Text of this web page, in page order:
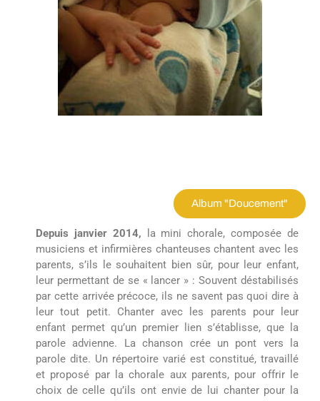
Album "Doucement"
Depuis janvier 2014, la mini chorale, composée de
musiciens et infirmières chanteuses chantent avec les
parents, s’ils le souhaitent bien sûr, pour leur enfant,
leur permettant de se « lancer » : Souvent déstabilisés
par cette arrivée précoce, ils ne savent pas quoi dire à
leur tout petit. Chanter avec les parents pour leur
enfant permet qu’un premier lien s’établisse, que la
parole advienne. La chanson crée un pont vers la
parole dite. Un répertoire varié est constitué, travaillé
et proposé par la chorale aux parents, pour offrir le
choix de celle qu’ils ont envie de lui chanter pour la